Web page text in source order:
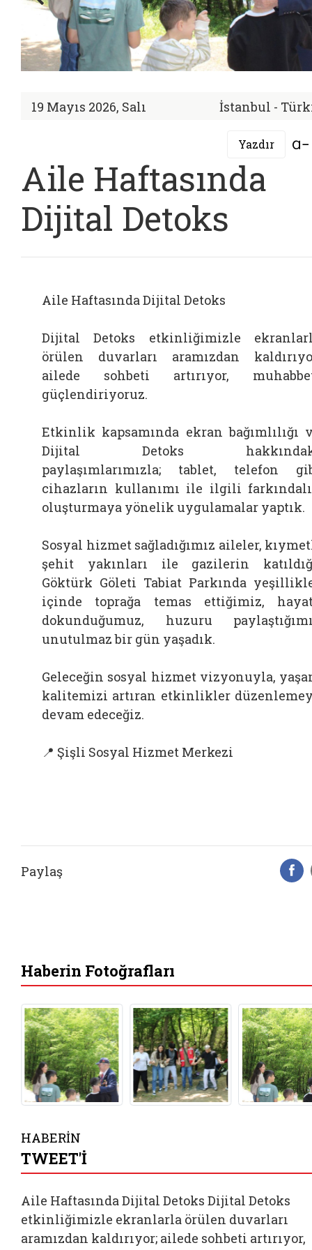
19 Mayıs 2026, Salı İstanbul -
Yazdır
Aile Haftasında
Dijital Detoks
Aile Haftasında Dijital Detoks
Dijital Detoks etkinliğimizle
örülen duvarları aramızdan
ailede sohbeti artırıyor,
güçlendiriyoruz.
Etkinlik kapsamında ekran bağımlılığı
Dijital Detoks
paylaşımlarımızla; tablet, telefon
cihazların kullanımı ile ilgili
oluşturmaya yönelik uygulamalar yaptık.
Sosyal hizmet sağladığımız aileler,
şehit yakınları ile gazilerin
Göktürk Göleti Tabiat Parkında
içinde toprağa temas ettiğimiz,
dokunduğumuz, huzuru
unutulmaz bir gün yaşadık.
Geleceğin sosyal hizmet vizyonuyla,
kalitemizi artıran etkinlikler
devam edeceğiz.
📍 Şişli Sosyal Hizmet Merkezi
Paylaş
Haberin Fotoğrafları
HABERİN
TWEET'İ
Aile Haftasında Dijital Detoks Dijital Detoks
etkinliğimizle ekranlarla örülen duvarları
aramızdan kaldırıyor; ailede sohbeti artırıyor,